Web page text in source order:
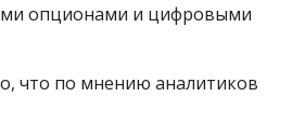
опционами и цифровыми
что по мнению аналитиков